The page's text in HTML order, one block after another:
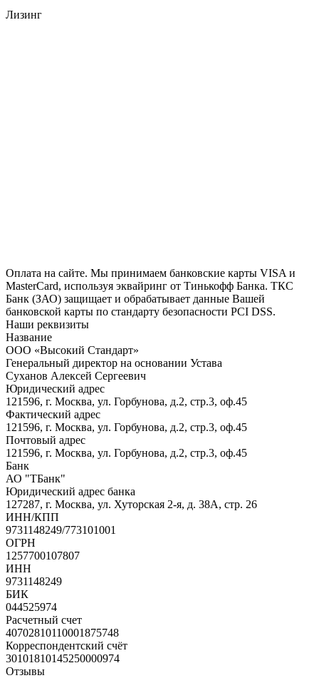
Лизинг
Оплата на сайте. Мы принимаем банковские карты VISA и
MasterCard, используя эквайринг от Тинькофф Банка. ТКС
Банк (ЗАО) защищает и обрабатывает данные Вашей
банковской карты по стандарту безопасности PCI DSS.
Наши реквизиты
Название
ООО «Высокий Стандарт»
Генеральный директор на основании Устава
Суханов Алексей Сергеевич
Юридический адрес
121596, г. Москва, ул. Горбунова, д.2, стр.3, оф.45
Фактический адрес
121596, г. Москва, ул. Горбунова, д.2, стр.3, оф.45
Почтовый адрес
121596, г. Москва, ул. Горбунова, д.2, стр.3, оф.45
Банк
АО "ТБанк"
Юридический адрес банка
127287, г. Москва, ул. Хуторская 2-я, д. 38А, стр. 26
ИНН/КПП
9731148249/773101001
ОГРН
1257700107807
ИНН
9731148249
БИК
044525974
Расчетный счет
40702810110001875748
Корреспондентский счёт
30101810145250000974
Отзывы